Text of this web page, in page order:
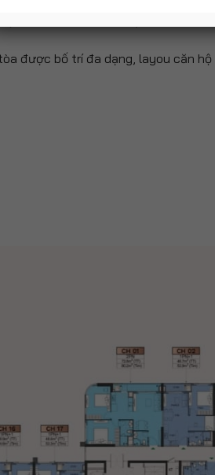
được bố trí đa dạng, layou căn hộ